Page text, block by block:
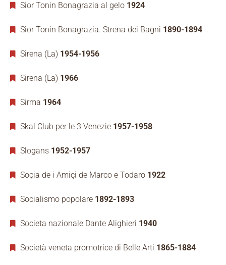
Sior Tonin Bonagrazia al gelo 1924
Sior Tonin Bonagrazia. Strena dei Bagni 1890-1894
Sirena (La) 1954-1956
Sirena (La) 1966
Sirma 1964
Skal Club per le 3 Venezie 1957-1958
Slogans 1952-1957
Soçia de i Amiçi de Marco e Todaro 1922
Socialismo popolare 1892-1893
Societa nazionale Dante Alighieri 1940
Società veneta promotrice di Belle Arti 1865-1884